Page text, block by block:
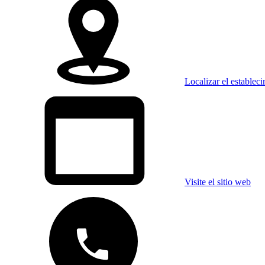
Localizar el
Visite el sitio web